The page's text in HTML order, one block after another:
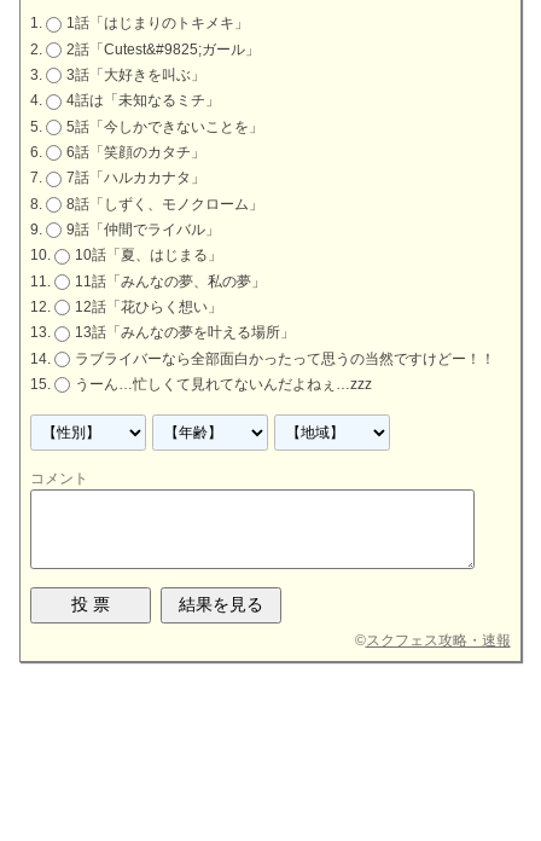
1話「はじまりのトキメキ」
2話「Cutest&#9825;ガール」
3話「大好きを叫ぶ」
4話は「未知なるミチ」
5話「今しかできないことを」
6話「笑顔のカタチ」
7話「ハルカカナタ」
8話「しずく、モノクローム」
9話「仲間でライバル」
10話「夏、はじまる」
11話「みんなの夢、私の夢」
12話「花ひらく想い」
13話「みんなの夢を叶える場所」
ラブライバーなら全部面白かったって思うの当然ですけどー！！
うーん…忙しくて見れてないんだよねぇ…zzz
コメント
©スクフェス攻略・速報